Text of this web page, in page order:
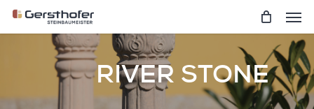
Skip
RIVER STONE